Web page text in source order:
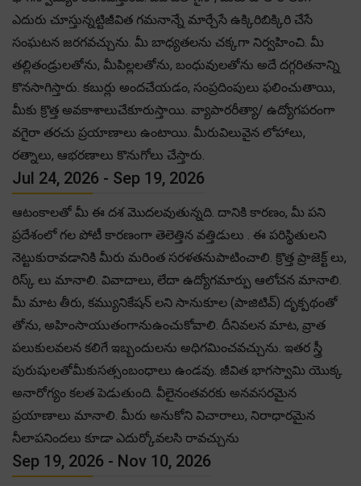
ఎదురు చూస్తున్నట్టిజీవిత గమనాన్నే మార్చేసే ఉక్కిరిబిక్కిరి చేసే
సంఘటన జరగవచ్చును. మీ బాధ్యతలను చక్కగా నిర్వహించి. మీ
తల్లితండ్రులతోను, మీపిల్లలతోను, బంధువులతోను అదే దగ్గరితనాన్ని
కొనసాగిస్తారు. కబుర్లు అందచేయడం, సంప్రదింపులు ఫలించుతాయి,
మీకు క్రొత్త అవకాశాలుచేకూరుస్తాయి. వ్యాపారరీత్యా/ ఉద్యోగపరంగా
వగైరా తరచు ప్రయాణాలు ఉంటాయి. మీరువిలువైన లోహాలు,
రత్నాలు, ఆభరణాలు కొనుగోలు చేస్తారు.
Jul 24, 2026 - Sep 19, 2026
ఆటంకాలతో మీ ఈ దశ మొదలవుతున్నది. దానికి కారణం, మీ పని
ప్రదేశంలో గల పోటీ కారణంగా తెలెత్తిన వత్తిడులు . ఈ పరిస్థితులని
నెట్టుకురావడానికి మీరు మరింత సరళతనుపాటించాలి. క్రొత్త ప్రాజెక్ట్ లు,
రిస్క్ లు మానాలి. వివాదాలు, లేదా ఉద్యోగమార్పు ఆలోచన మానాలి.
మీ మాట తీరు, కమ్యునికేషన్ లని సానుకూల (పాజిటివ్) దృక్పథంతో
తోను, అహింసాయుతంగానుఉంచుకోవాలి. దీనివలన మాట, వ్రాత
పలుకులవలన కలిగే ఇబ్బందులను అధిగమించవచ్చును. ఇతర స్త్రీ
పురుషులతోమీకుసత్సంబంధాలు ఉండవు. జీవిత భాగస్వామి యొక్క
అనారోగ్యం కలత పెడుతుంది. వీలైనంతవరకు అనవసరమైన
ప్రయాణాలు మానాలి. మీరు అనుకోని విచారాలు, నిరాధారమైన
నీలాపనిందలు కూడా ఎదుర్కోవలసి రావచ్చును
Sep 19, 2026 - Nov 10, 2026